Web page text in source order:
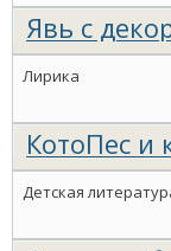
Явь с
Лирика
КотоПес и
Детская